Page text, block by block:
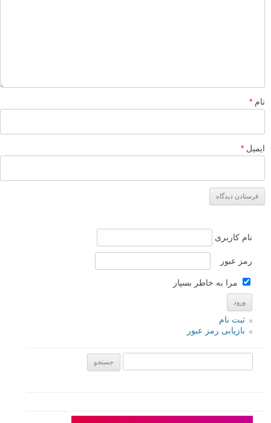
نام *
ایمیل *
نام کاربری
رمز عبور
مرا به خاطر بسپار
ثبت نام
بازیابی رمز عبور